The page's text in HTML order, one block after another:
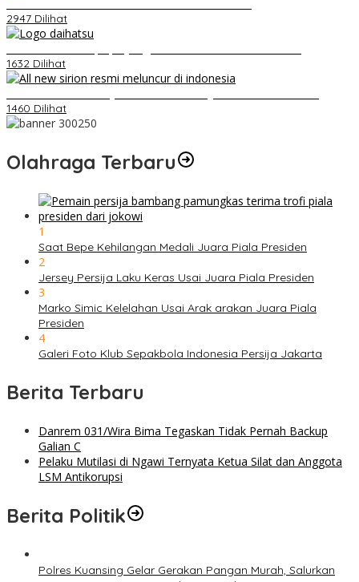
2947 Dilihat
1632 Dilihat
1460 Dilihat
Olahraga Terbaru
1
Saat Bepe Kehilangan Medali Juara Piala Presiden
2
Jersey Persija Laku Keras Usai Juara Piala Presiden
3
Marko Simic Kelelahan Usai Arak arakan Juara Piala
Presiden
4
Galeri Foto Klub Sepakbola Indonesia Persija Jakarta
Berita Terbaru
Danrem 031/Wira Bima Tegaskan Tidak Pernah Backup
Galian C
Pelaku Mutilasi di Ngawi Ternyata Ketua Silat dan Anggota
LSM Antikorupsi
Berita Politik
Polres Kuansing Gelar Gerakan Pangan Murah, Salurkan